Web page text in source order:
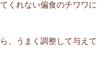
くれない偏食のチワワに
、うまく調整して与えて